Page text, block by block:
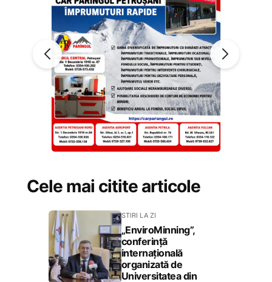
Cele mai citite articole
STIRI LA ZI
„EnviroMinning”,
conferință
internațională
organizată de
Universitatea din